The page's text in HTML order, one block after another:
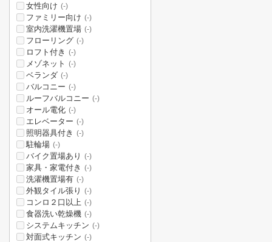
女性向け (-)
ファミリー向け (-)
室内洗濯機置場 (-)
フローリング (-)
ロフト付き (-)
メゾネット (-)
ベランダ (-)
バルコニー (-)
ルーフバルコニー (-)
オール電化 (-)
エレベーター (-)
照明器具付き (-)
駐輪場 (-)
バイク置場あり (-)
家具・家電付き (-)
洗濯機置場有 (-)
外観タイル張り (-)
コンロ２口以上 (-)
食器洗い乾燥機 (-)
システムキッチン (-)
対面式キッチン (-)